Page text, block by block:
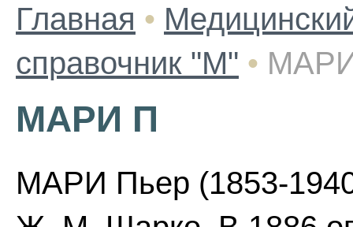
Главная •
справочник "М" •
МАРИ П
МАРИ Пьер (1853-